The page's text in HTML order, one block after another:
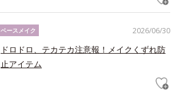
2026/06/30
ベースメイク
ドロドロ、テカテカ注意報！メイクくずれ防
止アイテム